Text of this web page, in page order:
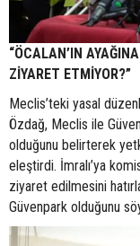
“ÖCALAN’IN
ZİYARET ETMİYOR?”
Meclis’teki yasal
Özdağ, Meclis ile
olduğunu belirterek
eleştirdi. İmralı’ya
ziyaret edilmesini
Güvenpark olduğunu